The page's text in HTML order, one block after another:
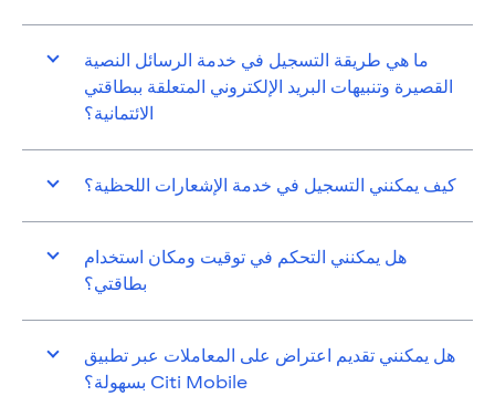
ما هي طريقة التسجيل في خدمة الرسائل النصية
القصيرة وتنبيهات البريد الإلكتروني المتعلقة ببطاقتي
الائتمانية؟
كيف يمكنني التسجيل في خدمة الإشعارات اللحظية؟
هل يمكنني التحكم في توقيت ومكان استخدام
بطاقتي؟
هل يمكنني تقديم اعتراض على المعاملات عبر تطبيق
Citi Mobile بسهولة؟